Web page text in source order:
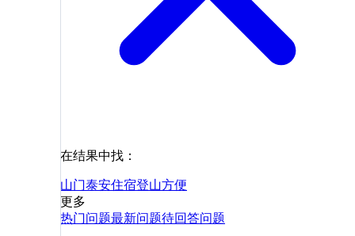
在结果中找：
山门泰安住宿登山方便
更多
热门问题最新问题待回答问题